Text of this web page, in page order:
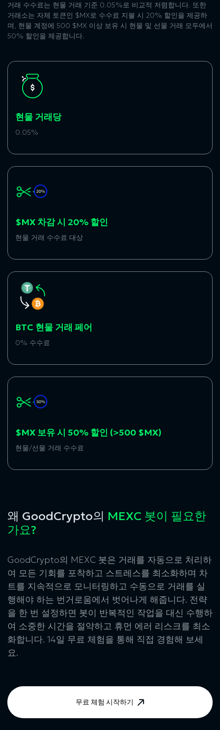
거래 수수료는 현물 거래 기준 0.05%로 비교적 저렴합니다. 또한
거래소는 자체 토큰인 $MX로 수수료 지불 시 20% 할인을 제공하
며, 현물 계정에 500 $MX 이상 보유 시 현물 및 선물 거래 모두에서
50% 할인을 제공합니다.
현물 거래당
0.05%
$MX 차감 시 20% 할인
현물 거래 수수료 대상
BTC 현물 거래 페어
0% 수수료
$MX 보유 시 50% 할인 (>500 $MX)
현물/선물 거래 수수료
왜 GoodCrypto의 MEXC 봇이 필요한
가요?
GoodCrypto의 MEXC 봇은 거래를 자동으로 처리하
여 모든 기회를 포착하고 스트레스를 최소화하며 차
트를 지속적으로 모니터링하고 수동으로 거래를 실
행해야 하는 번거로움에서 벗어나게 해줍니다. 전략
을 한 번 설정하면 봇이 반복적인 작업을 대신 수행하
여 소중한 시간을 절약하고 휴먼 에러 리스크를 최소
화합니다. 14일 무료 체험을 통해 직접 경험해 보세
요.
무료 체험 시작하기